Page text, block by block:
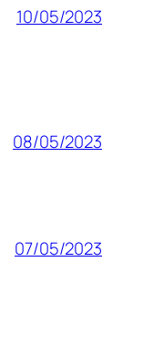
10/05/2023
08/05/2023
07/05/2023